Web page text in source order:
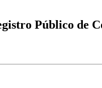
Público de